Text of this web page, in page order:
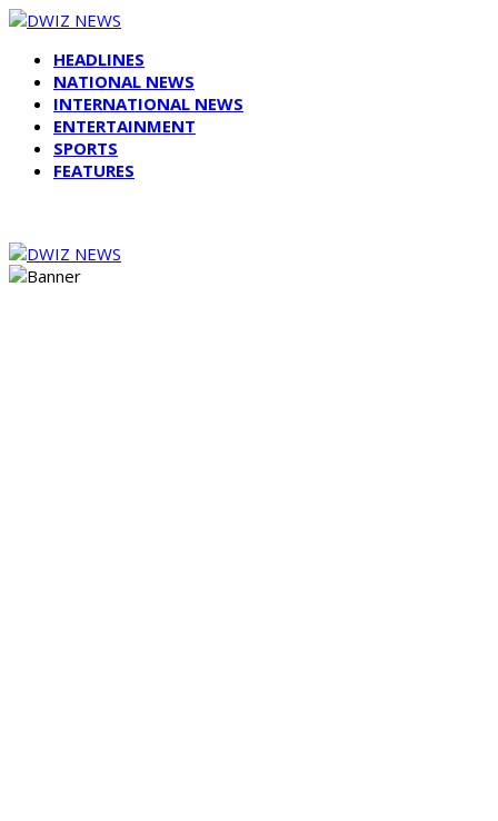
HEADLINES
NATIONAL NEWS
INTERNATIONAL NEWS
ENTERTAINMENT
SPORTS
FEATURES